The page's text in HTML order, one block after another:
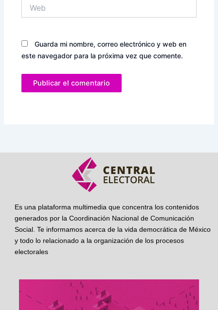
Guarda mi nombre, correo electrónico y web en
este navegador para la próxima vez que comente.
Es una plataforma multimedia que concentra los contenidos
generados por la Coordinación Nacional de Comunicación
Social. Te informamos acerca de la vida democrática de México
y todo lo relacionado a la organización de los procesos
electorales